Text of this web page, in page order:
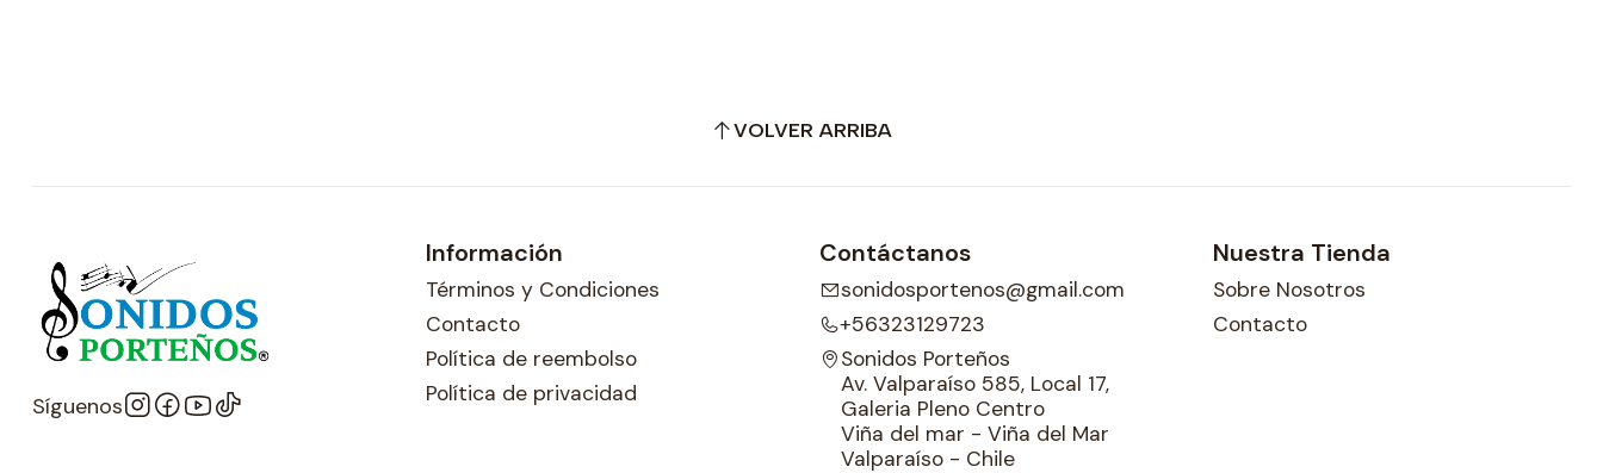
VOLVER ARRIBA
Síguenos
Información
Términos y Condiciones
Contacto
Política de reembolso
Política de privacidad
Contáctanos
sonidosportenos@gmail.com
+56323129723
Sonidos Porteños
Av. Valparaíso 585, Local 17,
Galeria Pleno Centro
Viña del mar - Viña del Mar
Valparaíso - Chile
Nuestra Tienda
Sobre Nosotros
Contacto